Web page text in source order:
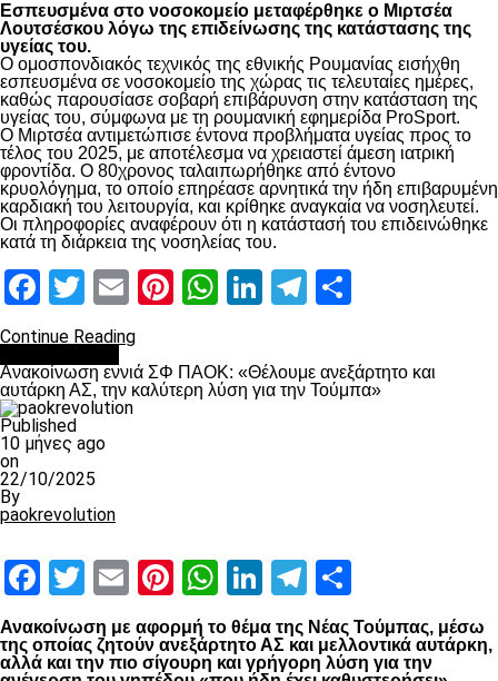
Εσπευσμένα στο νοσοκομείο μεταφέρθηκε ο Μιρτσέα
Λουτσέσκου λόγω της επιδείνωσης της κατάστασης της
υγείας του.
Ο ομοσπονδιακός τεχνικός της εθνικής Ρουμανίας εισήχθη
εσπευσμένα σε νοσοκομείο της χώρας τις τελευταίες ημέρες,
καθώς παρουσίασε σοβαρή επιβάρυνση στην κατάσταση της
υγείας του, σύμφωνα με τη ρουμανική εφημερίδα ProSport.
Ο Μιρτσέα αντιμετώπισε έντονα προβλήματα υγείας προς το
τέλος του 2025, με αποτέλεσμα να χρειαστεί άμεση ιατρική
φροντίδα. Ο 80χρονος ταλαιπωρήθηκε από έντονο
κρυολόγημα, το οποίο επηρέασε αρνητικά την ήδη επιβαρυμένη
καρδιακή του λειτουργία, και κρίθηκε αναγκαία να νοσηλευτεί.
Οι πληροφορίες αναφέρουν ότι η κατάστασή του επιδεινώθηκε
κατά τη διάρκεια της νοσηλείας του.
Facebook
Twitter
EmailPinterest
WhatsApp
LinkedIn
Telegram
Continue Reading
Ανακοίνωση εννιά ΣΦ ΠΑΟΚ: «Θέλουμε ανεξάρτητο και
αυτάρκη ΑΣ, την καλύτερη λύση για την Τούμπα»
Published
10 μήνες ago
on
22/10/2025
By
paokrevolution
Facebook
Twitter
EmailPinterest
WhatsApp
LinkedIn
Telegram
Ανακοίνωση με αφορμή το θέμα της Νέας Τούμπας, μέσω
της οποίας ζητούν ανεξάρτητο ΑΣ και μελλοντικά αυτάρκη,
αλλά και την πιο σίγουρη και γρήγορη λύση για την